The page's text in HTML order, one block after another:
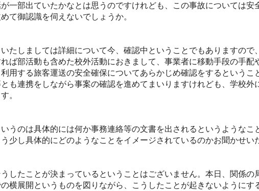
一部出ていたかなとは思うのですけれども、この事故については
て御認識を伺えないでしょうか。
たしましては詳細について今、確認中ということでもありますので
ば部活動も含めた校外活動におきまして、事業者に移動手段の手
用する旅客運送の安全確保についてあらかじめ確認をするという
も連携をしながら事案の確認を進めてまいりますけれども、学校
。
うのは具体的には何か事務連絡等の文書を出されるというような
少し具体的にどのようなことをイメージされているのかお聞かせい
したことが決まっているということはございません。本日、関係
横展開というものを図りながら、こうしたことが起きないように